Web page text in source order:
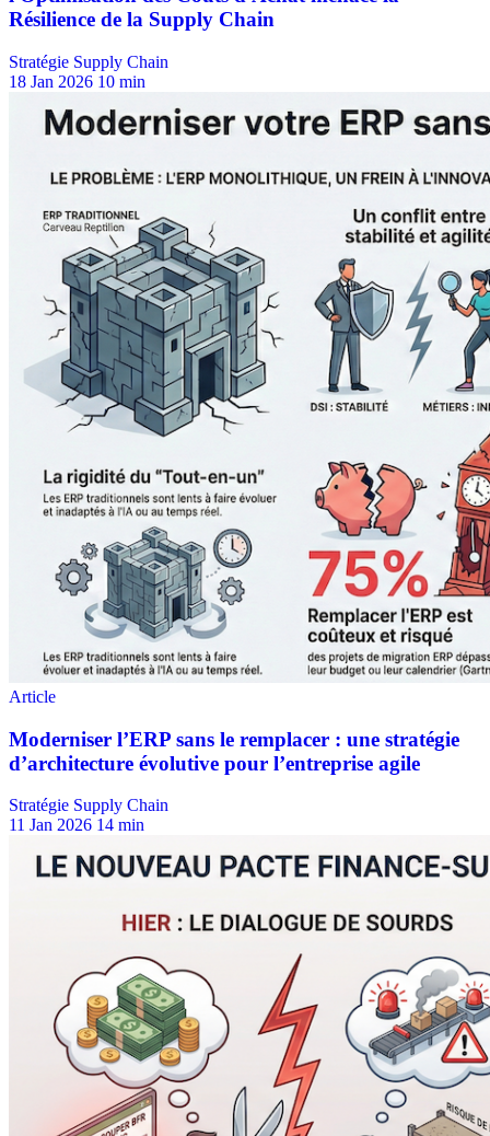
Stratégie Supply Chain
18 Jan 2026 10 min
Stratégie Supply Chain
11 Jan 2026 14 min